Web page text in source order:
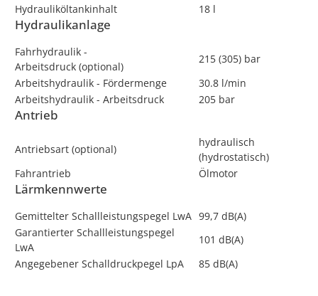
Hydrauliköltankinhalt
18 l
Hydraulikanlage
Fahrhydraulik -
Arbeitsdruck (optional)
215 (305) bar
Arbeitshydraulik - Fördermenge
30.8 l/min
Arbeitshydraulik - Arbeitsdruck
205 bar
Antrieb
Antriebsart (optional)
hydraulisch
(hydrostatisch)
Fahrantrieb
Ölmotor
Lärmkennwerte
Gemittelter Schallleistungspegel LwA 99,7 dB(A)
Garantierter Schallleistungspegel
LwA
101 dB(A)
Angegebener Schalldruckpegel LpA
85 dB(A)